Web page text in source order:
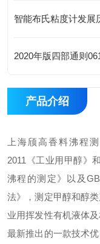
智能布氏粘度计发展
2020年版四部通则
产品介绍
上海颀高香料沸程
2011《工业用甲醇》
沸程的测定》以及
法》，测定甲醇和醇
业用挥发性有机液体
最新推出的一款技术